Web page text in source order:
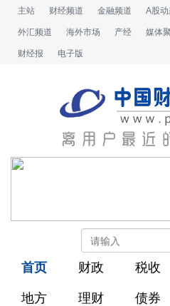
主站 财经频道 金融频道 A股
外汇频道 海外市场 产经 媒体
财经报 电子版
首页 财政 税收
地方 理财 债券